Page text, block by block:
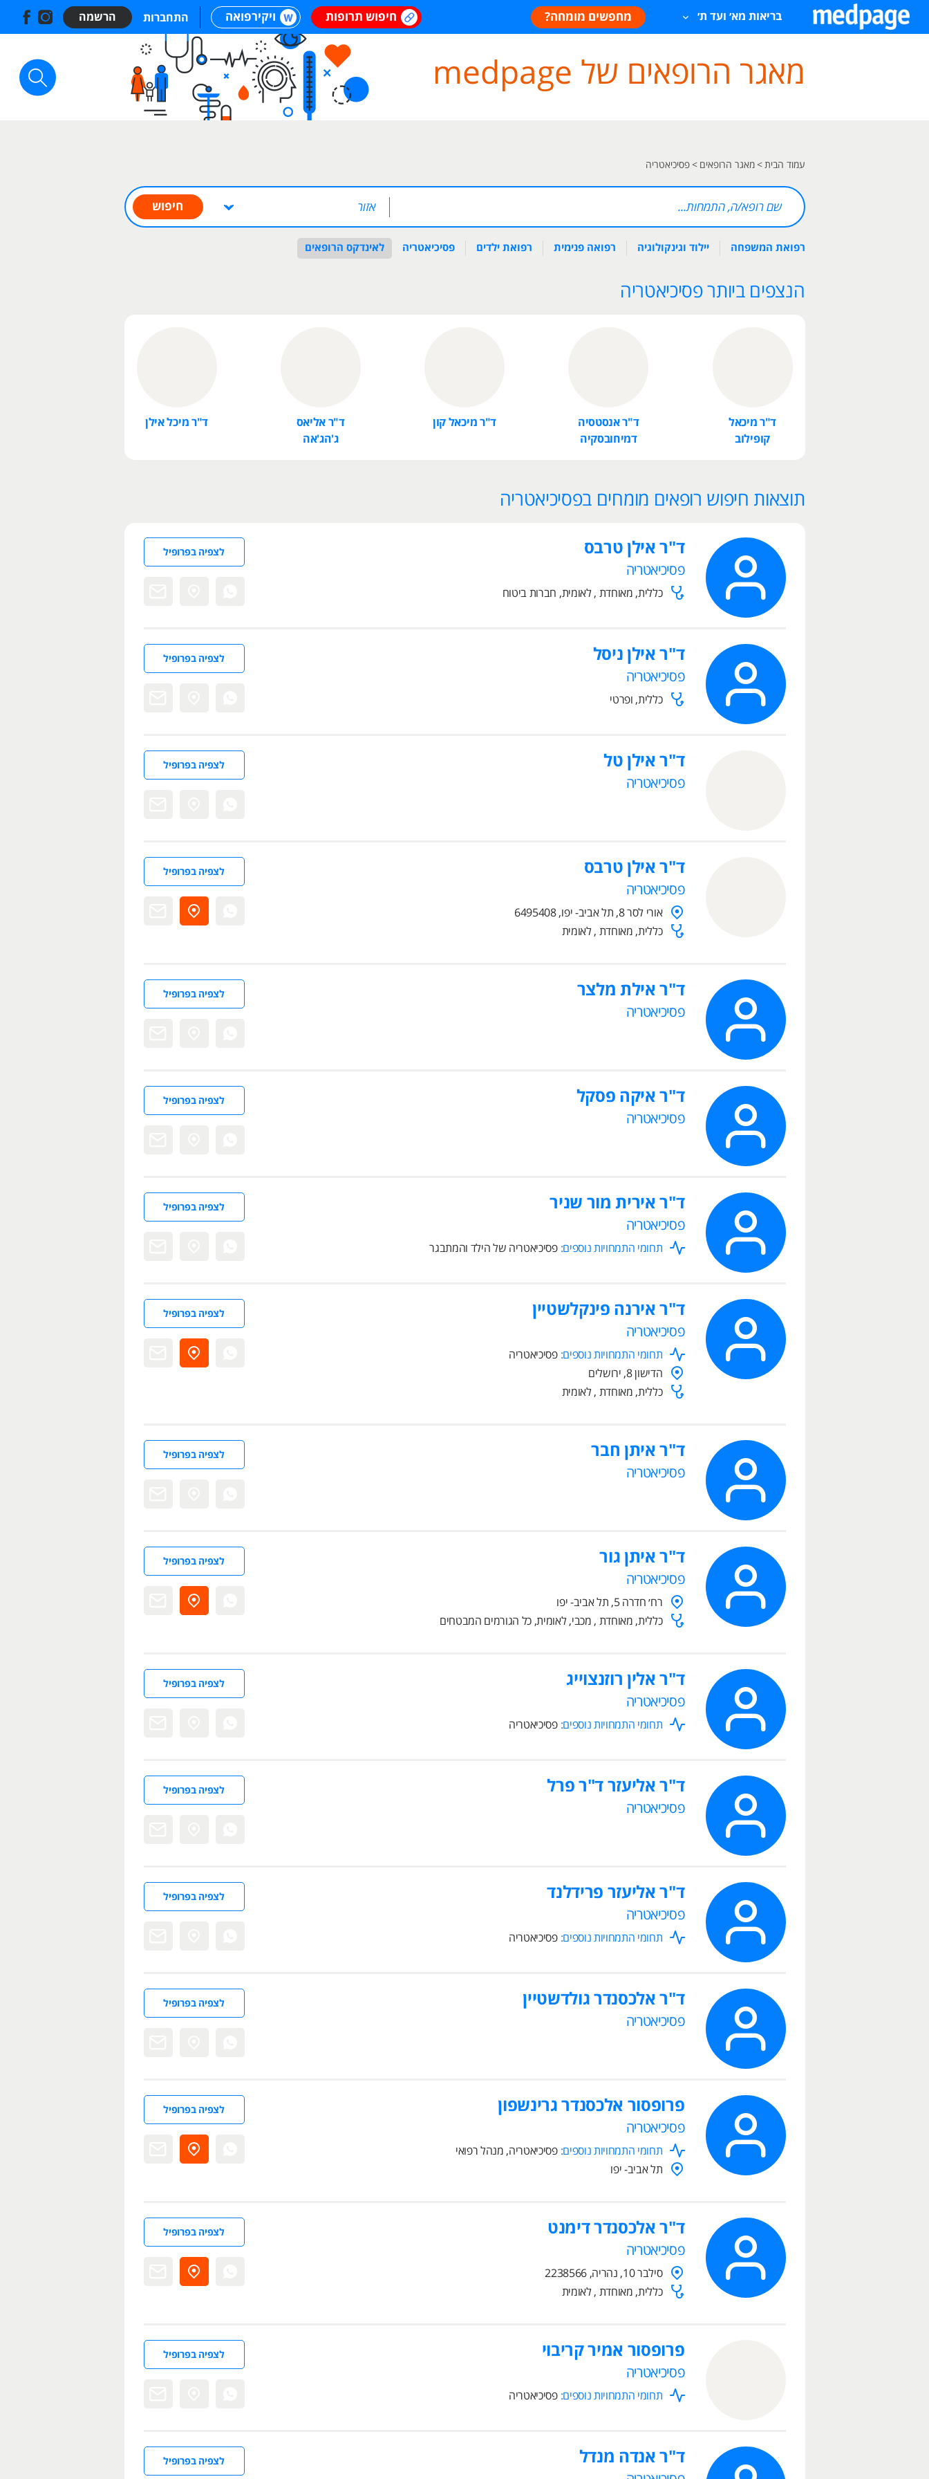
בריאות מא׳ ועד ת׳ מחפשים מומחה? חיפוש תרופות ויקירפואה התחברות הרשמה
מאגר הרופאים של medpage
עמוד הבית > מאגר הרופאים > פסיכיאטריה
חיפוש
רפואת המשפחה יילוד וגינקולוגיה רפואה פנימית רפואת ילדים פסיכיאטריה לאינדקס הרופאים
הנצפים ביותר פסיכיאטריה
ד"ר מיכאל
קופילוב
ד"ר אנסטסיה
דמיחובסקיה
ד"ר מיכאל קון
ד"ר אליאס
ג'הג'אה
ד"ר מיכל אילן
תוצאות חיפוש רופאים מומחים בפסיכיאטריה
ד"ר אילן טרבס
פסיכיאטריה
כללית, מאוחדת , לאומית, חברות ביטוח
לצפיה בפרופיל
ד"ר אילן ניסל
פסיכיאטריה
כללית, ופרטי
לצפיה בפרופיל
ד"ר אילן טל
פסיכיאטריה
לצפיה בפרופיל
ד"ר אילן טרבס
פסיכיאטריה
אורי לסר 8, תל אביב- יפו, 6495408
כללית, מאוחדת , לאומית
לצפיה בפרופיל
ד"ר אילת מלצר
פסיכיאטריה
לצפיה בפרופיל
ד"ר איקה פסקל
פסיכיאטריה
לצפיה בפרופיל
ד"ר אירית מור שניר
פסיכיאטריה
תחומי התמחויות נוספים: פסיכיאטריה של הילד והמתבגר
לצפיה בפרופיל
ד"ר אירנה פינקלשטיין
פסיכיאטריה
תחומי התמחויות נוספים: פסיכיאטריה
הדישון 8, ירושלים
כללית, מאוחדת , לאומית
לצפיה בפרופיל
ד"ר איתן חבר
פסיכיאטריה
לצפיה בפרופיל
ד"ר איתן גור
פסיכיאטריה
רח׳ חדרה 5, תל אביב- יפו
כללית, מאוחדת , מכבי, לאומית, כל הגורמים המבטחים
לצפיה בפרופיל
ד"ר אלין רוזנצוייג
פסיכיאטריה
תחומי התמחויות נוספים: פסיכיאטריה
לצפיה בפרופיל
ד"ר אליעזר ד"ר פרל
פסיכיאטריה
לצפיה בפרופיל
ד"ר אליעזר פרידלנד
פסיכיאטריה
תחומי התמחויות נוספים: פסיכיאטריה
לצפיה בפרופיל
ד"ר אלכסנדר גולדשטיין
פסיכיאטריה
לצפיה בפרופיל
פרופסור אלכסנדר גרינשפון
פסיכיאטריה
תחומי התמחויות נוספים: פסיכיאטריה, מנהל רפואי
תל אביב- יפו
לצפיה בפרופיל
ד"ר אלכסנדר דימנט
פסיכיאטריה
סילבר 10, נהריה, 2238566
כללית, מאוחדת , לאומית
לצפיה בפרופיל
פרופסור אמיר קריבוי
פסיכיאטריה
תחומי התמחויות נוספים: פסיכיאטריה
לצפיה בפרופיל
ד"ר אנדה מנדל לצפיה בפרופיל